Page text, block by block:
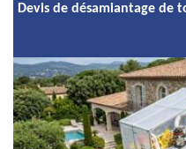
Devis de désamiantage